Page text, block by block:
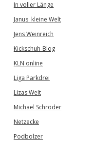
In voller Länge
Janus' kleine Welt
Jens Weinreich
Kickschuh-Blog
KLN online
Liga Parkdrei
Lizas Welt
Michael Schröder
Netzecke
Podbolzer